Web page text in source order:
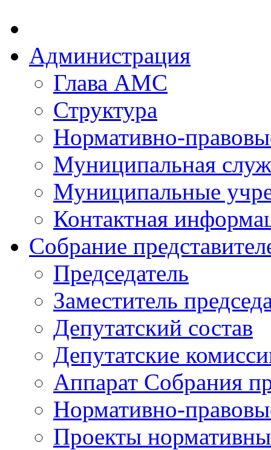
Администрация
Глава АМС
Структура
Нормативно-
Муниципальная
Муниципальные
Контактная
Собрание
Председатель
Заместитель
Депутатский состав
Депутатские
Аппарат Собрания
Нормативно-
Проекты